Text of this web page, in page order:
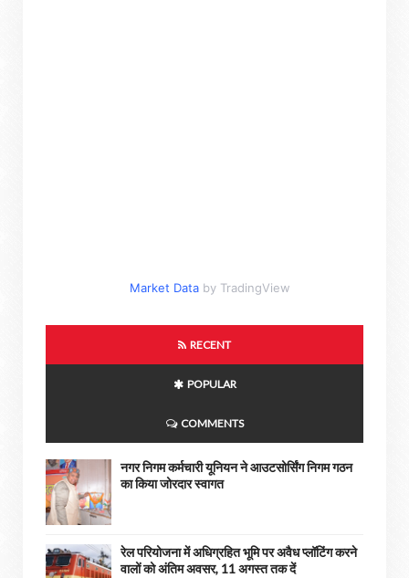
Market Data by TradingView
RECENT
POPULAR
COMMENTS
नगर निगम कर्मचारी यूनियन ने आउटसोर्सिंग निगम गठन
का किया जोरदार स्वागत
रेल परियोजना में अधिग्रहित भूमि पर अवैध प्लॉटिंग करने
वालों को अंतिम अवसर, 11 अगस्त तक दें